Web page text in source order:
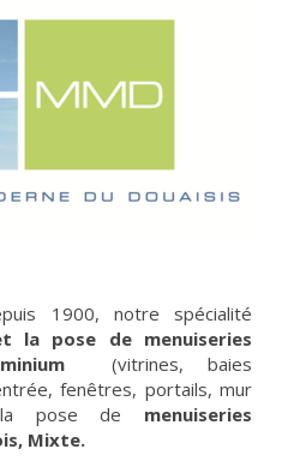
1900, notre spécialité
pose de menuiseries
(vitrines, baies
fenêtres, portails, mur
la pose de menuiseries
Mixte.